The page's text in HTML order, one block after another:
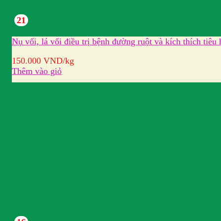
21
Nụ vối, lá vối điều trị bệnh đường ruột và kích thích tiêu
150.000 VND/kg
Thêm vào giỏ